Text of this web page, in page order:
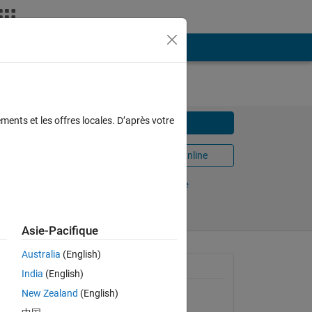
Télécharger
Ouvrir dans MATLAB Online
Suivre
Informations générales
Version 1.0.0.0
et les offres locales. D’après votre
Asie-Pacifique
Australia (English)
India (English)
New Zealand (English)